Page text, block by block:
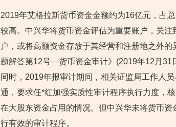
2019年艾格拉斯货币资金金额约为16亿元，占
较高。中兴华将货币资金评估为重要账户，关
户，或将高额资金存放于其经营和注册地之外
题解答第12号—货币资金审计》(2019年12月31
同时，2019年报审计期间，相关证监局工作人
通，要求任*红加强实质性审计程序执行力度，
在大股东资金占用的情况。但中兴华未将货币
行有效的审计程序。